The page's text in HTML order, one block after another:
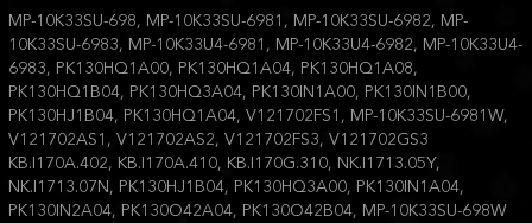
MP-10K33SU-698, MP-10K33SU-6981, MP-10K33SU-6982, MP-
10K33SU-6983, MP-10K33U4-6981, MP-10K33U4-6982, MP-10K33U4-
6983, PK130HQ1A00, PK130HQ1A04, PK130HQ1A08,
PK130HQ1B04, PK130HQ3A04, PK130IN1A00, PK130IN1B00,
PK130HJ1B04, PK130HQ1A04, V121702FS1, MP-10K33SU-6981W,
V121702AS1, V121702AS2, V121702FS3, V121702GS3
KB.I170A.402, KB.I170A.410, KB.I170G.310, NK.I1713.05Y,
NK.I1713.07N, PK130HJ1B04, PK130HQ3A00, PK130IN1A04,
PK130IN2A04, PK130O42A04, PK130O42B04, MP-10K33SU-698W